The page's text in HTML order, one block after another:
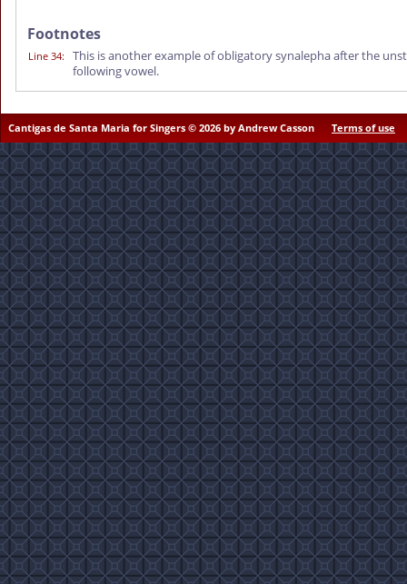
Footnotes
Line 34:
This is another example of obligatory synalepha after the
following vowel.
Cantigas de Santa Maria for Singers © 2026 by Andrew Casson Terms of use